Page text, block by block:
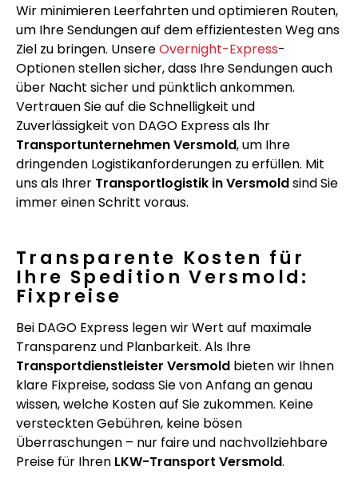
Wir minimieren Leerfahrten und optimieren Routen,
um Ihre Sendungen auf dem effizientesten Weg ans
Ziel zu bringen. UnsereOvernight-Express-
Optionen stellen sicher, dass Ihre Sendungen auch
über Nacht sicher und pünktlich ankommen.
Vertrauen Sie auf die Schnelligkeit und
Zuverlässigkeit von DAGO Express als Ihr
Transportunternehmen Versmold, um Ihre
dringenden Logistikanforderungen zu erfüllen. Mit
uns als Ihrer Transportlogistik in Versmoldsind Sie
immer einen Schritt voraus.
Transparente Kosten für
Ihre Spedition Versmold:
Fixpreise
Bei DAGO Express legen wir Wert auf maximale
Transparenz und Planbarkeit. Als Ihre
Transportdienstleister Versmold bieten wir Ihnen
klare Fixpreise, sodass Sie von Anfang an genau
wissen, welche Kosten auf Sie zukommen. Keine
versteckten Gebühren, keine bösen
Überraschungen – nur faire und nachvollziehbare
Preise für Ihren LKW-Transport Versmold.